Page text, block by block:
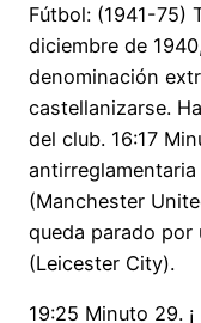
Fútbol: (1941-75)
diciembre de
denominación
castellanizarse.
del club. 16:17
(Manchester
queda parado por
(Leicester City).
19:25 Minuto 29.